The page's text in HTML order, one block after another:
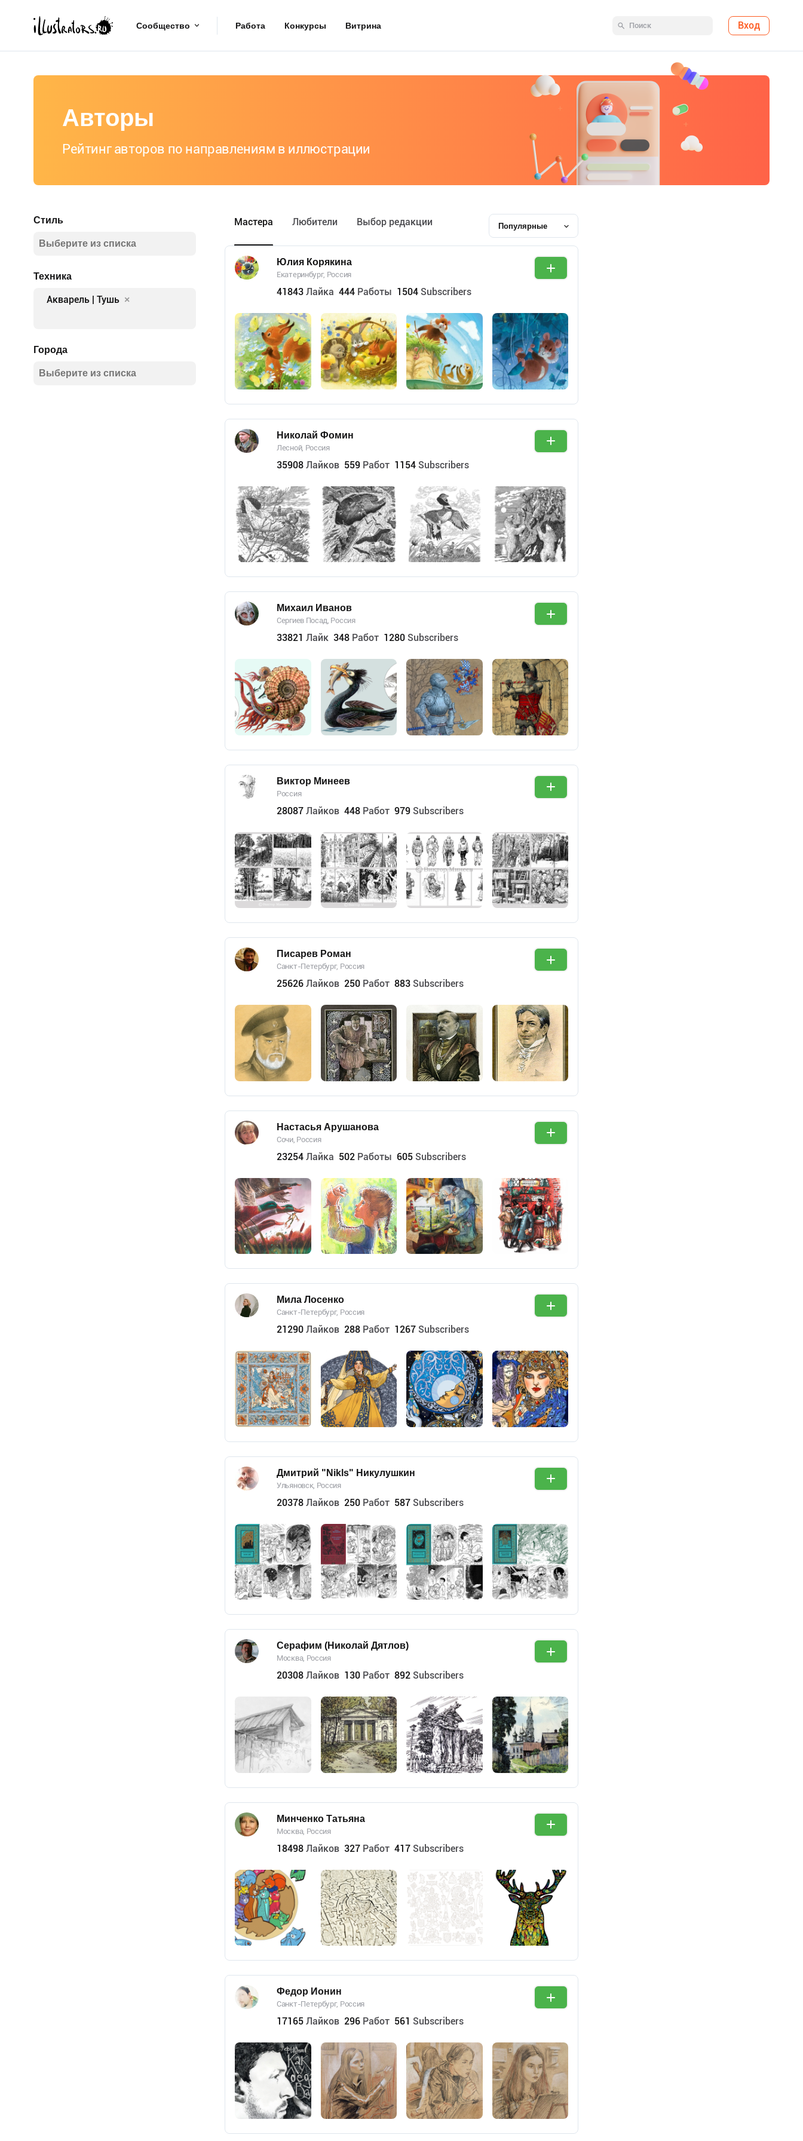
Сообщество Работа Конкурсы Витрина Вход
Авторы
Рейтинг авторов по направлениям в иллюстрации
Мастера Любители Выбор редакции Популярные
Стиль
Техника
×
Акварель | Тушь
Города
Юлия Корякина
Екатеринбург, Россия
41843 Лайка 444 Работы 1504 Subscribers
Николай Фомин
Лесной, Россия
35908 Лайков 559 Работ 1154 Subscribers
Михаил Иванов
Сергиев Посад, Россия
33821 Лайк 348 Работ 1280 Subscribers
Виктор Минеев
Россия
28087 Лайков 448 Работ 979 Subscribers
Писарев Роман
Санкт-Петербург, Россия
25626 Лайков 250 Работ 883 Subscribers
Настасья Арушанова
Сочи, Россия
23254 Лайка 502 Работы 605 Subscribers
Мила Лосенко
Санкт-Петербург, Россия
21290 Лайков 288 Работ 1267 Subscribers
Дмитрий "Nikls" Никулушкин
Ульяновск, Россия
20378 Лайков 250 Работ 587 Subscribers
Серафим (Николай Дятлов)
Москва, Россия
20308 Лайков 130 Работ 892 Subscribers
Минченко Татьяна
Москва, Россия
18498 Лайков 327 Работ 417 Subscribers
Федор Ионин
Санкт-Петербург, Россия
17165 Лайков 296 Работ 561 Subscribers